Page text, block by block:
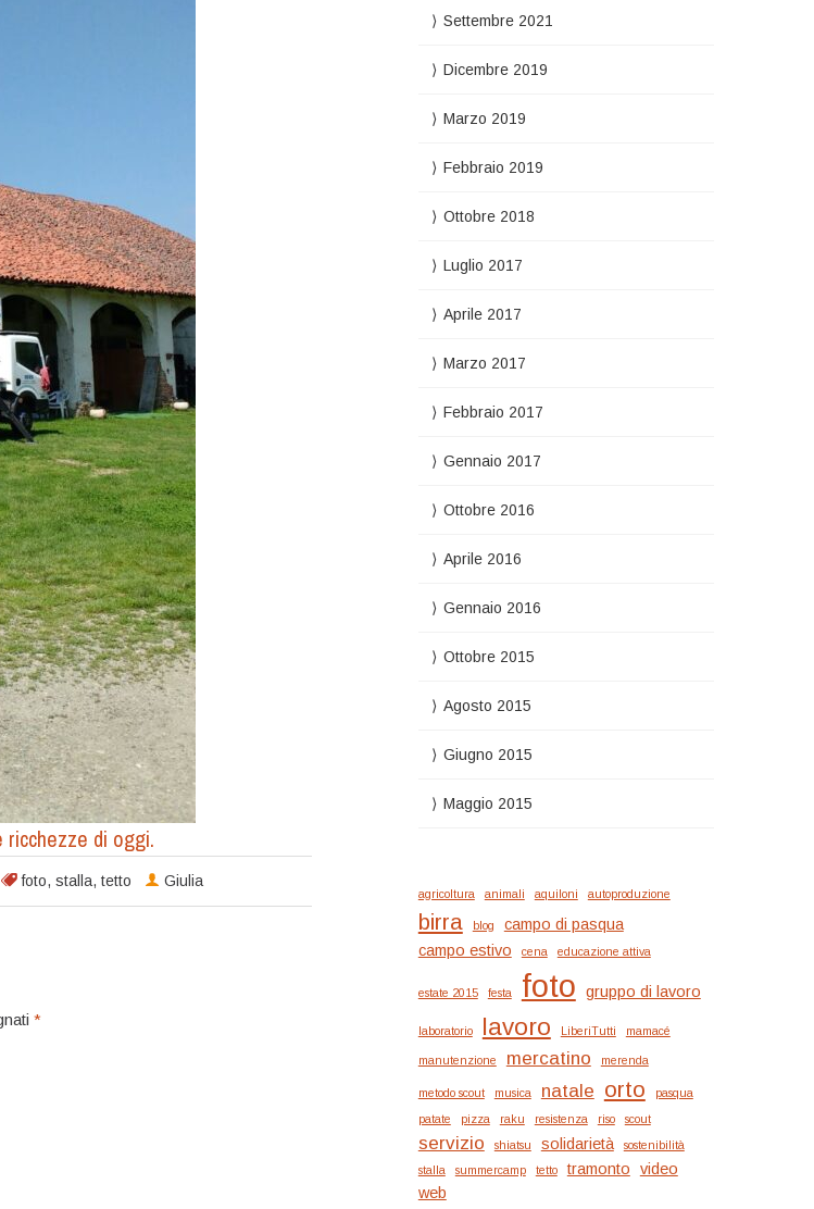
di oggi.
foto, stalla, tetto Giulia
*
Settembre 2021
Dicembre 2019
Marzo 2019
Febbraio 2019
Ottobre 2018
Luglio 2017
Aprile 2017
Marzo 2017
Febbraio 2017
Gennaio 2017
Ottobre 2016
Aprile 2016
Gennaio 2016
Ottobre 2015
Agosto 2015
Giugno 2015
Maggio 2015
agricoltura animali aquiloni autoproduzione
birra blog
campo di pasqua
campo estivo
cena educazione attiva
estate 2015 festa foto gruppo di lavoro
laboratorio lavoro LiberiTutti mamacé
manutenzione mercatino merenda
metodo scout musica natale orto
pasqua
patate
pizza raku resistenza riso scout
servizio shiatsu solidarietà
sostenibilità
stalla
summercamp tetto tramonto
video
web